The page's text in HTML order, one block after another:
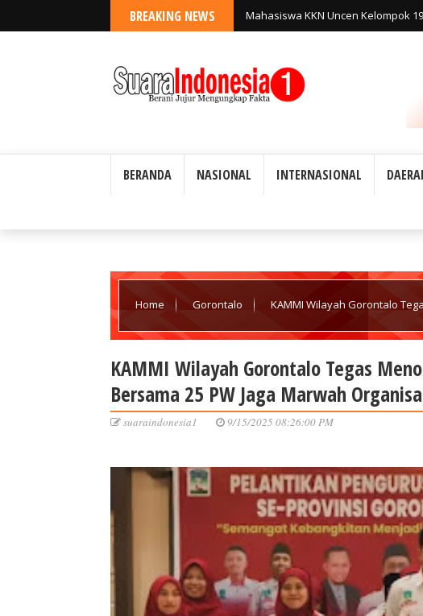
BREAKING NEWS Mahasiswa KKN Uncen Kelompok
BERANDA NASIONAL INTERNASIONAL
Home Gorontalo KAMMI Wilayah Gorontalo
KAMMI Wilayah Gorontalo Tegas
Bersama 25 PW Jaga Marwah
suaraindonesia1 9/15/2025 08:26:00 PM